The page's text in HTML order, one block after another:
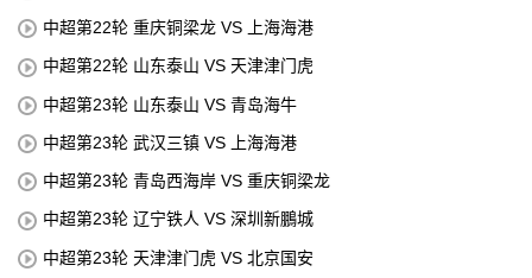
中超第22轮 重庆铜梁龙 VS 上海海港
中超第22轮 山东泰山 VS 天津津门虎
中超第23轮 山东泰山 VS 青岛海牛
中超第23轮 武汉三镇 VS 上海海港
中超第23轮 青岛西海岸 VS 重庆铜梁龙
中超第23轮 辽宁铁人 VS 深圳新鵬城
中超第23轮 天津津门虎 VS 北京国安